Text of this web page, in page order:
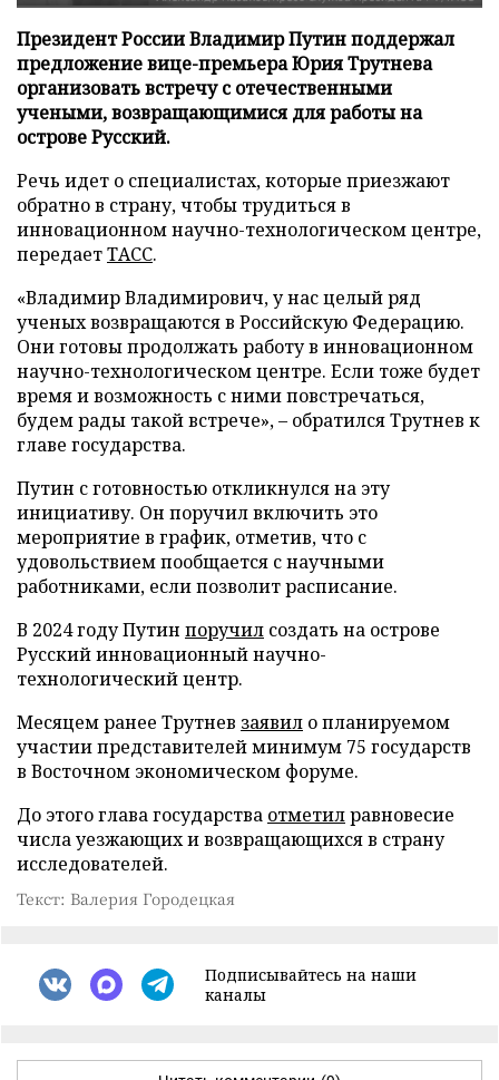
Президент России Владимир Путин поддержал
предложение вице-премьера Юрия Трутнева
организовать встречу с отечественными
учеными, возвращающимися для работы на
острове Русский.
Речь идет о специалистах, которые приезжают
обратно в страну, чтобы трудиться в
инновационном научно-технологическом центре,
передаетТАСС.
«Владимир Владимирович, у нас целый ряд
ученых возвращаются в Российскую Федерацию.
Они готовы продолжать работу в инновационном
научно-технологическом центре. Если тоже будет
время и возможность с ними повстречаться,
будем рады такой встрече», – обратился Трутнев к
главе государства.
Путин с готовностью откликнулся на эту
инициативу. Он поручил включить это
мероприятие в график, отметив, что с
удовольствием пообщается с научными
работниками, если позволит расписание.
В 2024 году Путин поручил создать на острове
Русский инновационный научно-
технологический центр.
Месяцем ранее Трутнев заявил о планируемом
участии представителей минимум 75 государств
в Восточном экономическом форуме.
До этого глава государства отметилравновесие
числа уезжающих и возвращающихся в страну
исследователей.
Текст: Валерия Городецкая
Подписывайтесь на наши
каналы